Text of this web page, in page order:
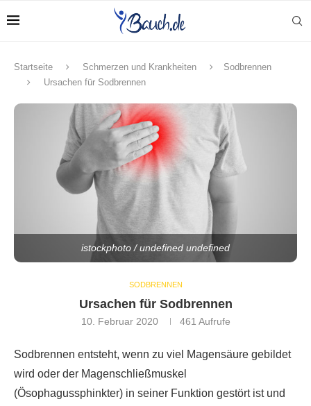
Startseite Schmerzen und Krankheiten
Sodbrennen
Ursachen für Sodbrennen
istockphoto / undefined undefined
SODBRENNEN
Ursachen für Sodbrennen
10. Februar 2020 461 Aufrufe
Sodbrennen entsteht, wenn zu viel Magensäure gebildet
wird oder der Magenschließmuskel
(Ösophagussphinkter) in seiner Funktion gestört ist und